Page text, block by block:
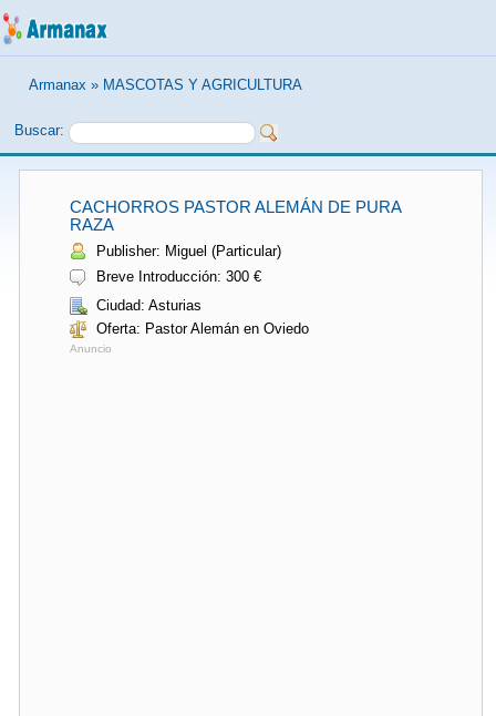
Armanax » MASCOTAS Y AGRICULTURA
Buscar:
CACHORROS PASTOR ALEMÁN DE PURA
RAZA
Publisher: Miguel (Particular)
Breve Introducción: 300 €
Ciudad: Asturias
Oferta: Pastor Alemán en Oviedo
Anuncio